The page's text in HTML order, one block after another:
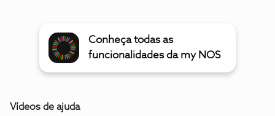
Conheça todas as
funcionalidades da my NOS
Vídeos de ajuda